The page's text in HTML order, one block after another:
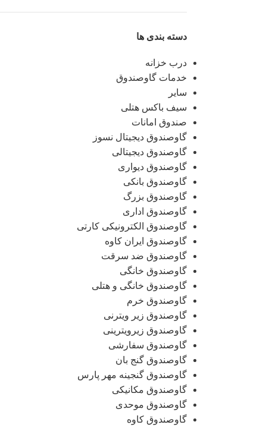
دسته بندی ها
درب خزانه
خدمات گاوصندوق
سایر
سیف باکس هتلی
صندوق امانات
گاوصندوق دیجیتال نسوز
گاوصندوق دیجیتالی
گاوصندوق دیواری
گاوصندوق بانکی
گاوصندوق بزرگ
گاوصندوق اداری
گاوصندوق الکترونیکی کارتی
گاوصندوق ایران کاوه
گاوصندوق ضد سرقت
گاوصندوق خانگی
گاوصندوق خانگی و هتلی
گاوصندوق خرم
گاوصندوق زیر ویترنی
گاوصندوق زیرویترینی
گاوصندوق سفارشی
گاوصندوق گنج بان
گاوصندوق گنجینه مهر پارس
گاوصندوق مکانیکی
گاوصندوق موحدی
گاوصندوق کاوه